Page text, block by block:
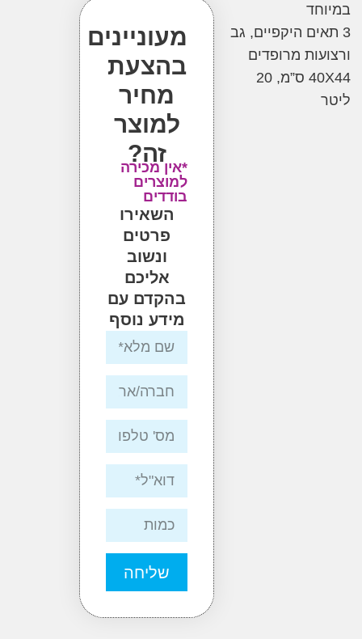
היקפיים, גב
מרופדים
40X44 ס”מ, 20
מעוניינים
בהצעת
מחיר
למוצר
*אין מכירה
למוצרים
בודדים
השאירו
פרטים
אליכם
בהקדם עם
מידע נוסף
שליחה